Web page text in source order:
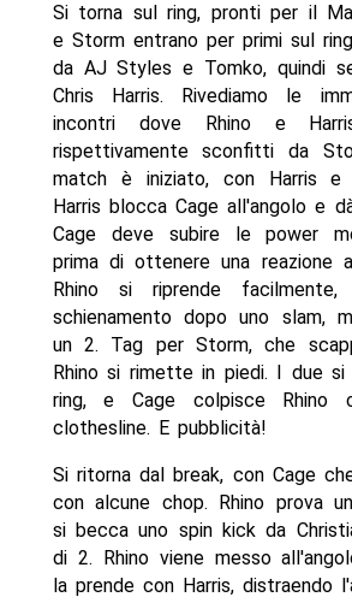
Si torna sul ring, pronti per il
e Storm entrano per primi sul
da AJ Styles e Tomko, quindi
Chris Harris. Rivediamo le
incontri dove Rhino e
rispettivamente sconfitti da
match è iniziato, con Harris e
Harris blocca Cage all'angolo e
Cage deve subire le power
prima di ottenere una reazione
Rhino si riprende
schienamento dopo uno slam,
un 2. Tag per Storm, che
Rhino si rimette in piedi. I due si
ring, e Cage colpisce Rhino
clothesline. E pubblicità!
Si ritorna dal break, con Cage
con alcune chop. Rhino prova
si becca uno spin kick da
di 2. Rhino viene messo
la prende con Harris, distraendo